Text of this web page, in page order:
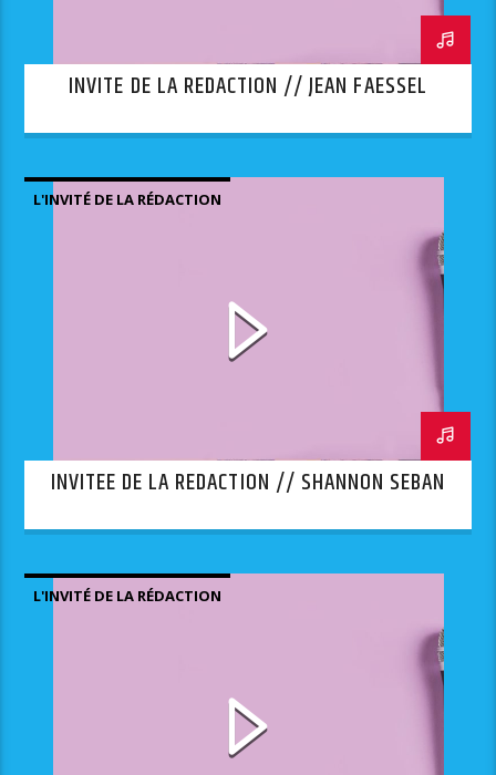
INVITE DE LA REDACTION // JEAN FAESSEL
L'INVITÉ DE LA RÉDACTION
INVITEE DE LA REDACTION // SHANNON SEBAN
L'INVITÉ DE LA RÉDACTION